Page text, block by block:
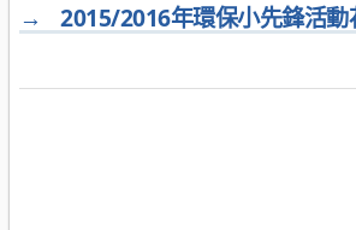
→
2015/2016年環保小先鋒活動